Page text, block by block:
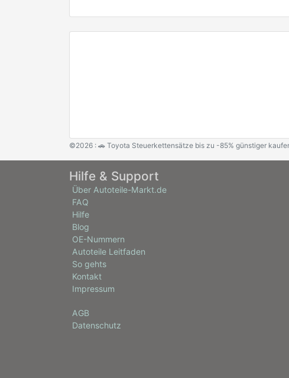
©2026 : 🚗 Toyota Steuerkettensätze bis zu -85% günstiger
Hilfe & Support
Über Autoteile-Markt.de
FAQ
Hilfe
Blog
OE-Nummern
Autoteile Leitfaden
So gehts
Kontakt
Impressum
AGB
Datenschutz